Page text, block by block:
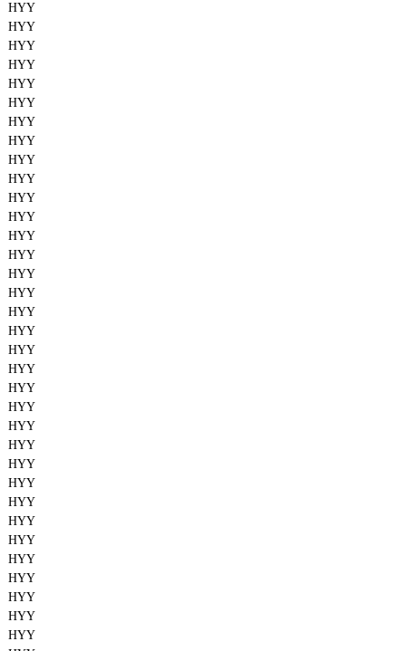
HYY
HYY
HYY
HYY
HYY
HYY
HYY
HYY
HYY
HYY
HYY
HYY
HYY
HYY
HYY
HYY
HYY
HYY
HYY
HYY
HYY
HYY
HYY
HYY
HYY
HYY
HYY
HYY
HYY
HYY
HYY
HYY
HYY
HYY